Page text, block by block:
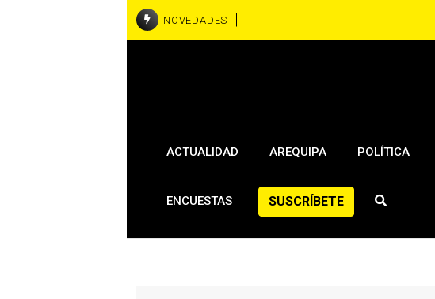
NOVEDADES
ACTUALIDAD AREQUIPA POLÍTICA
ENCUESTAS SUSCRÍBETE